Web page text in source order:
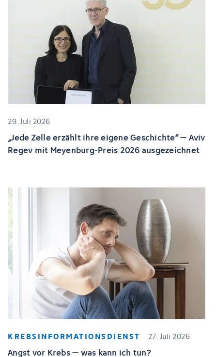
29. Juli 2026
„Jede Zelle erzählt ihre eigene Geschichte“ – Aviv
Regev mit Meyenburg-Preis 2026 ausgezeichnet
KREBSINFORMATIONSDIENST 27. Juli 2026
Angst vor Krebs – was kann ich tun?